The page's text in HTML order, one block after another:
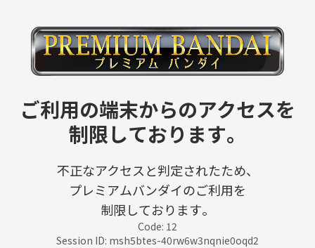
ご利用の端末からのアクセスを
制限しております。
不正なアクセスと判定されたため、
プレミアムバンダイのご利用を
制限しております。
Code: 12
Session ID: msh5btes-40rw6w3nqnie0oqd2